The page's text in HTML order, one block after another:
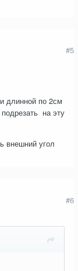
#5
длинной по 2см
на эту
внешний угол
#6